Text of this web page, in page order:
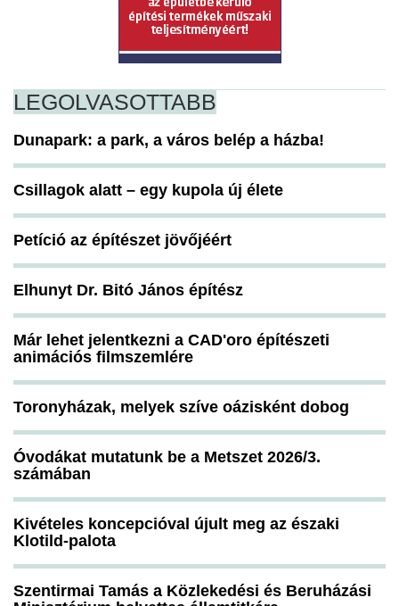
LEGOLVASOTTABB
Dunapark: a park, a város belép a házba!
Csillagok alatt – egy kupola új élete
Petíció az építészet jövőjéért
Elhunyt Dr. Bitó János építész
Már lehet jelentkezni a CAD'oro építészeti
animációs filmszemlére
Toronyházak, melyek szíve oázisként dobog
Óvodákat mutatunk be a Metszet 2026/3.
számában
Kivételes koncepcióval újult meg az északi
Klotild-palota
Szentirmai Tamás a Közlekedési és Beruházási